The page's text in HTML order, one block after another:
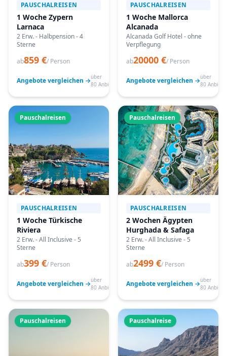
PAUSCHALREISEN
1 Woche Zypern
Larnaca
2 Erw. - Halbpension - 4
Sterne
ab859 €/ Person
Angebote vergleichen →über
80 Anbieter
PAUSCHALREISEN
1 Woche Mallorca
Alcanada
Alcanada Golf Hotel - ohne
Verpflegung
ab20000 €/ Person
Angebote vergleichen →über
80
Pauschalreisen
PAUSCHALREISEN
1 Woche Türkische
Riviera
2 Erw. - All Inclusive - 5
Sterne
ab399 €/ Person
Angebote vergleichen →über
80 Anbieter
Pauschalreisen
PAUSCHALREISEN
2 Wochen Ägypten
Hurghada & Safaga
2 Erw. - All Inclusive - 5
Sterne
ab2499 €/ Person
Angebote vergleichen →über
80
Pauschalreisen Pauschalreise